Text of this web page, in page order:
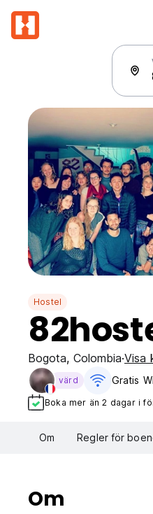
Hostel
Bogota, Colombia Visa
värd Gratis
Boka mer än 2 dagar i
Om Regler för
Om